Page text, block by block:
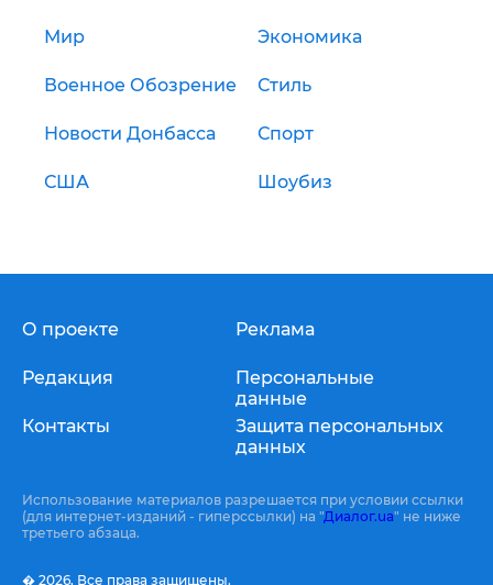
Мир Экономика
Военное Обозрение Стиль
Новости Донбасса Спорт
США Шоубиз
О проекте
Редакция
Контакты
Реклама
Персональные
данные
Защита персональных
данных
Использование материалов разрешается при условии ссылки
(для интернет-изданий - гиперссылки) на "Диалог.ua" не ниже
третьего абзаца.
� 2026, Все права защищены.